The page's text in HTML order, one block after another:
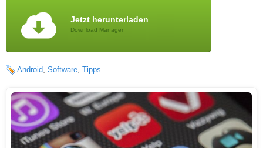
Jetzt herunterladen
Download Manager
Android Software Tipps